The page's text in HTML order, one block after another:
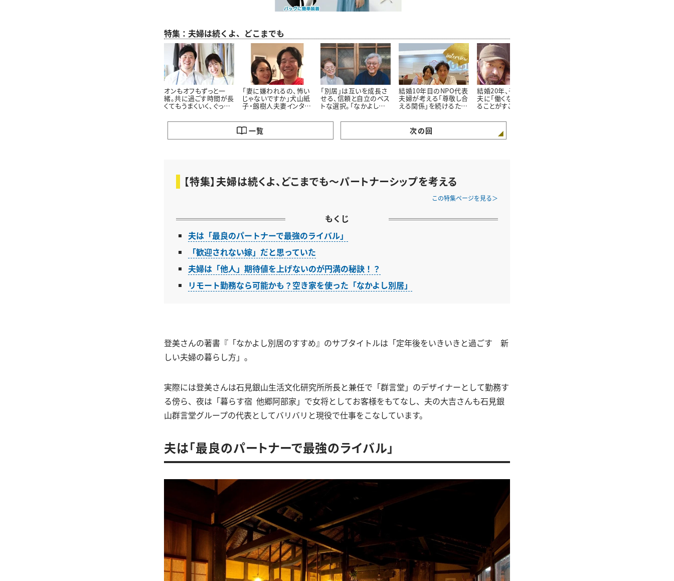
特集：夫婦は続くよ、どこまでも
オンもオフもずっと一
緒。共に過ごす時間が長
くてもうまくいく、ぐっち
替え方」
「妻に嫌われるの、怖い
じゃないですか」犬山紙
子・劔樹人夫妻インタビ
どこまでも
「別居」は互いを成長さ
せる、信頼と自立のベス
トな選択。「なかよし別
んインタビュー前編
結婚10年目のNPO代表
夫婦が考える「尊敬し合
える関係」を続けるため
結婚20年、子ども6人。
夫に「働くな」と言われ
ることがすごく苦痛だっ
きてるワケ｜長谷川夫
一覧 次の回
【特集】夫婦は続くよ、どこまでも～パートナーシップを考える
この特集ページを見る
もくじ
夫は「最良のパートナーで最強のライバル」
「歓迎されない嫁」だと思っていた
夫婦は「他人」期待値を上げないのが円満の秘訣！？
リモート勤務なら可能かも？空き家を使った「なかよし別居」
登美さんの著書『「なかよし別居のすすめ』のサブタイトルは「定年後をいきいきと過ごす 新
しい夫婦の暮らし方」。
実際には登美さんは石見銀山生活文化研究所所長と兼任で「群言堂」のデザイナーとして勤務す
る傍ら、夜は「暮らす宿 他郷阿部家」で女将としてお客様をもてなし、夫の大吉さんも石見銀
山群言堂グループの代表としてバリバリと現役で仕事をこなしています。
夫は「最良のパートナーで最強のライバル」